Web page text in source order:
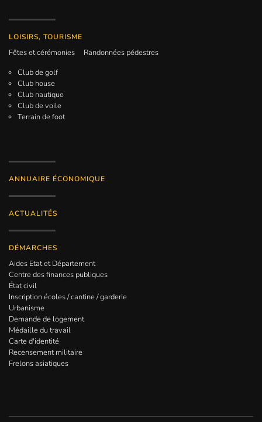
LOISIRS, TOURISME
Fêtes et cérémonies
Randonnées pédestres
Club de golf
Club house
Club nautique
Club de voile
Terrain de foot
ANNUAIRE ÉCONOMIQUE
ACTUALITÉS
DÉMARCHES
Aides Etat et Département
Centre des finances publiques
État civil
Inscription écoles / cantine / garderie
Urbanisme
Demande de logement
Médaille du travail
Carte d'identité
Recensement militaire
Frelons asiatiques